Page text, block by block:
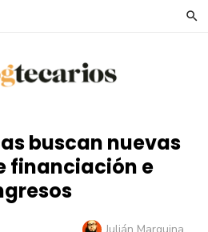
buscan nuevas
financiación e
Autor